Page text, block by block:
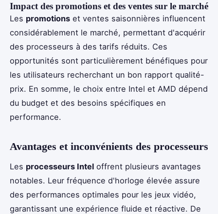
Impact des promotions et des ventes sur le marché
Les promotions et ventes saisonnières influencent
considérablement le marché, permettant d'acquérir
des processeurs à des tarifs réduits. Ces
opportunités sont particulièrement bénéfiques pour
les utilisateurs recherchant un bon rapport qualité-
prix. En somme, le choix entre Intel et AMD dépend
du budget et des besoins spécifiques en
performance.
Avantages et inconvénients des processeurs
Les processeurs Intel offrent plusieurs avantages
notables. Leur fréquence d'horloge élevée assure
des performances optimales pour les jeux vidéo,
garantissant une expérience fluide et réactive. De